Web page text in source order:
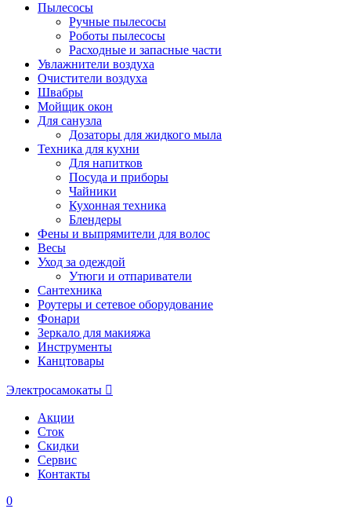
Пылесосы
Ручные пылесосы
Роботы пылесосы
Расходные и запасные части
Увлажнители воздуха
Очистители воздуха
Швабры
Мойщик окон
Для санузла
Дозаторы для жидкого мыла
Техника для кухни
Для напитков
Посуда и приборы
Чайники
Кухонная техника
Блендеры
Фены и выпрямители для волос
Весы
Уход за одеждой
Утюги и отпариватели
Сантехника
Роутеры и сетевое оборудование
Фонари
Зеркало для макияжа
Инструменты
Канцтовары
Электросамокаты
Акции
Сток
Скидки
Сервис
Контакты
0